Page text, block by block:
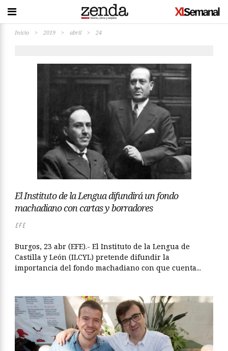
Inicio > 2019 > abril > 24
El Instituto de la Lengua difundirá un fondo
machadiano con cartas y borradores
EFE
Burgos, 23 abr (EFE).- El Instituto de la Lengua de
Castilla y León (ILCYL) pretende difundir la
importancia del fondo machadiano con que cuenta...